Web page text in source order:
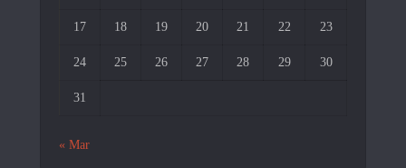
17 18 19 20 21 22 23
24 25 26 27 28 29 30
31
« Mar